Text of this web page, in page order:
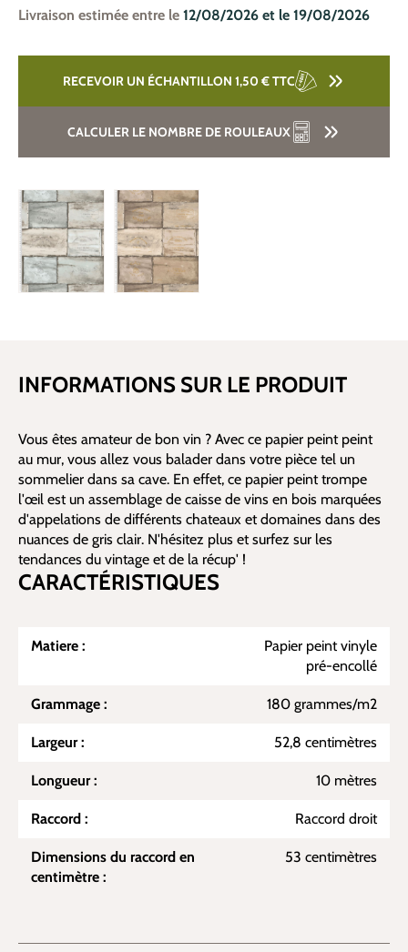
Livraison estimée entre le 12/08/2026 et le 19/08/2026
RECEVOIR UN ÉCHANTILLON 1,50 €TTC
CALCULER LE NOMBRE DE ROULEAUX
INFORMATIONS SUR LE PRODUIT
Vous êtes amateur de bon vin ? Avec ce papier peint peint
au mur, vous allez vous balader dans votre pièce tel un
sommelier dans sa cave. En effet, ce papier peint trompe
l'œil est un assemblage de caisse de vins en bois marquées
d'appelations de différents chateaux et domaines dans des
nuances de gris clair. N'hésitez plus et surfez sur les
tendances du vintage et de la récup' !
CARACTÉRISTIQUES
Matiere :
Papier peint vinyle
pré-encollé
Grammage : 180 grammes/m2
Largeur : 52,8 centimètres
Longueur : 10 mètres
Raccord : Raccord droit
Dimensions du raccord en
centimètre :
53 centimètres